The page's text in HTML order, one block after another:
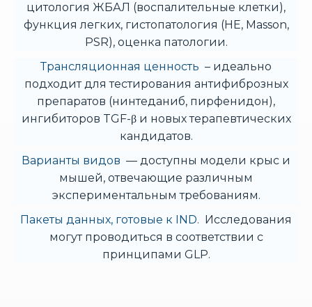
цитология ЖБАЛ (воспалительные клетки),
функция легких, гистопатология (HE, Masson,
PSR), оценка патологии.
Трансляционная ценность – идеально
подходит для тестирования антифиброзных
препаратов (нинтеданиб, пирфенидон),
ингибиторов TGF-β и новых терапевтических
кандидатов.
Варианты видов — доступны модели крыс и
мышей, отвечающие различным
экспериментальным требованиям.
Пакеты данных, готовые к IND. Исследования
могут проводиться в соответствии с
принципами GLP.